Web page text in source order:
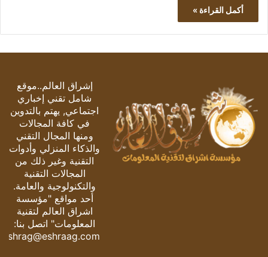
أكمل القراءة »
إشراق العالم..موقع
شامل تقني إخباري
اجتماعي, يهتم بالتدوين
في كافة المجالات
ومنها المجال التقني
والذكاء المنزلي وأدوات
التقنية وغير ذلك من
المجالات التقنية
والتكنولوجية والعامة.
أحد مواقع "مؤسسة
اشراق العالم لتقنية
المعلومات" اتصل بنا:
eshrag@eshraag.com